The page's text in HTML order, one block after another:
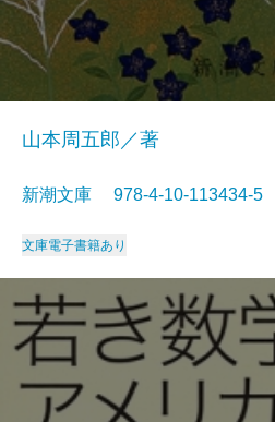
山本周五郎／著
新潮文庫 978-4-10-113434-
文庫電子書籍あり